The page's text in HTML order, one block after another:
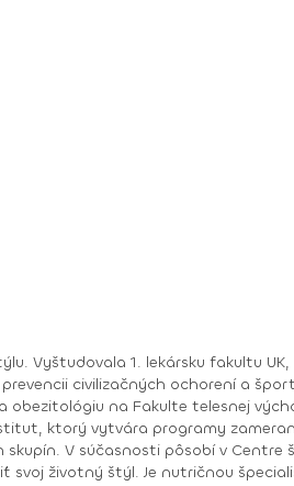
Vyštudovala 1. lekársku fakultu
prevencii civilizačných ochorení a
športovej
svoj životný štýl. Je nutričnou